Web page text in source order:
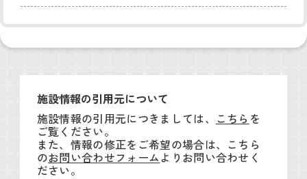
施設情報の引用元について
施設情報の引用元につきましては、 こちら を
ご覧ください。
また、情報の修正をご希望の場合は、こちら
のお問い合わせフォームよりお問い合わせく
ださい。